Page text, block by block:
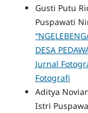
Gusti Putu
Puspawati
DESA
Jurnal
Fotografi
Aditya
Istri